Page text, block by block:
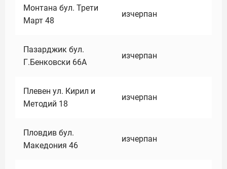
Монтана бул. Трети
Март 48
изчерпан
Пазарджик бул.
Г.Бенковски 66А
изчерпан
Плевен ул. Кирил и
Методий 18
изчерпан
Пловдив бул.
Македония 46
изчерпан